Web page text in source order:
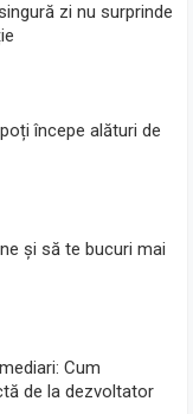
zi nu surprinde
începe alături de
și să te bucuri mai
Cum
de la dezvoltator